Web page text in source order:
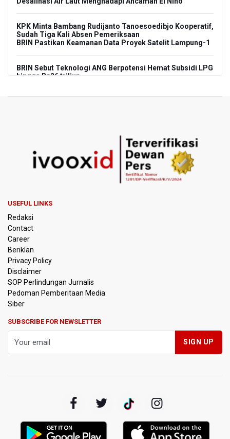
KPK Minta Bambang Rudijanto Tanoesoedibjo Kooperatif,
Sudah Tiga Kali Absen Pemeriksaan
BRIN Pastikan Keamanan Data Proyek Satelit Lampung-1
BRIN Sebut Teknologi ANG Berpotensi Hemat Subsidi LPG
hingga Rp26 triliun
Menperin Sebut Insentif Kendaraan Listrik untuk Produk
Bernilai Tambah Tinggi
Sri Mulyani Indrawati Kembali ke Bank Dunia
Persebaya Juara Piala Presiden 2026, Menang Adu Pinalti
Kemenag Terbitkan 40 Buku Digital Pendidikan Agama
Islam, Dapat Diunduh Gratis
KKI Sebut Ada 10 Nakes Diduga Beri Komentar Nirempati
pada Unggahan Pasien BPJS Kesehatan
Polisi Selidiki Temuan Senjata Api di Yayasan Sekolah
Swasta di Jaksel
Pemerintah Gelar Operasi Modifikasi Cuaca Percepat
USEFUL LINKS
Redaksi
Contact
Career
Beriklan
Privacy Policy
Disclaimer
SOP Perlindungan Jurnalis
Pedoman Pemberitaan Media
Siber
SUBSCRIBE FOR NEWSLETTER